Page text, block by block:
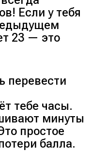
Если у тебя
23 — это
перевести
тебе часы.
минуты
простое
балла.